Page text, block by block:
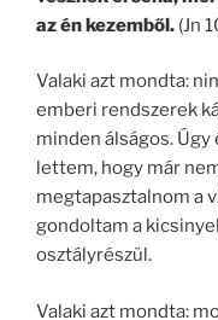
az én kezemből. (Jn
Valaki azt mondta:
emberi rendszerek
minden álságos. Úgy
lettem, hogy már
megtapasztalnom a
gondoltam a
osztályrészül.
Valaki azt mondta: